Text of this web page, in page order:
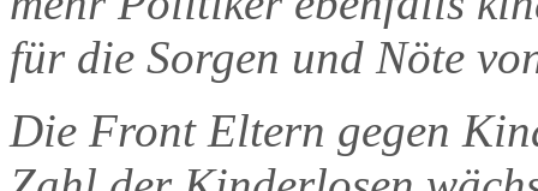
für die Sorgen und Nöte
Die Front Eltern gegen